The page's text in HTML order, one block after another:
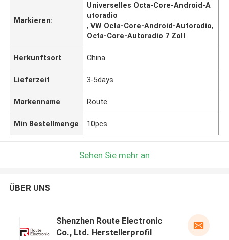
Markieren:
Universelles Octa-Core-Android-A
utoradio
,VW Octa-Core-Android-Autoradio,
Octa-Core-Autoradio 7 Zoll
Herkunftsort China
Lieferzeit 3-5days
Markenname Route
Min Bestellmenge 10pcs
Sehen Sie mehr an
ÜBER UNS
Shenzhen Route Electronic
Co., Ltd. Herstellerprofil